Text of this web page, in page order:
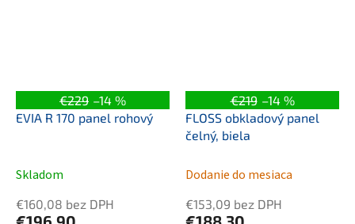
€229 –14 %
EVIA R 170 panel rohový
Skladom
€160,08 bez DPH
€219 –14 %
FLOSS obkladový panel
čelný, biela
Dodanie do mesiaca
€153,09 bez DPH